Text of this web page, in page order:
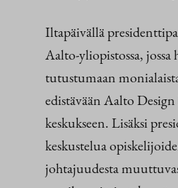
Iltapäivällä
Aalto-yliopistossa, jossa
tutustumaan
edistävään Aalto
keskukseen. Lisäksi
keskustelua
johtajuudesta